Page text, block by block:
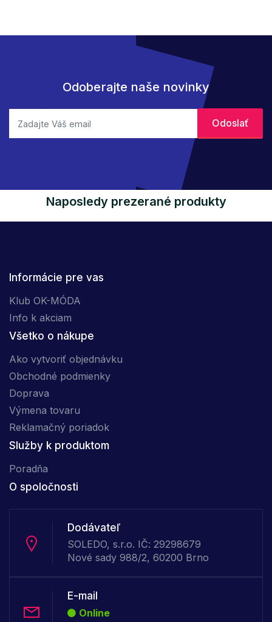
Odoberajte naše novinky
Naposledy prezerané produkty
Informácie pre vas
Klub OK-MÓDA
Info k akciam
Všetko o nákupe
Ako vytvoriť objednávku
Obchodné podmienky
Doprava
Výmena tovaru
Reklamačný poriadok
Služby k produktom
Poradňa
O spoločnosti
Dodávateľ
SOLEDO, s.r.o. IČ: 29298679
Nové sady 988/2, 60200 Brno
E-mail
Online